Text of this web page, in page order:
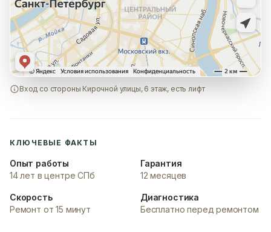
Вход со стороны Кирочной улицы, 6 этаж, есть лифт
КЛЮЧЕВЫЕ ФАКТЫ
Опыт работы
14 лет в центре СПб
Гарантия
12 месяцев
Скорость
Ремонт от 15 минут
Диагностика
Бесплатно перед ремонтом